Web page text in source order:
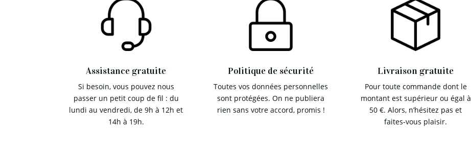
Assistance gratuite
Si besoin, vous pouvez nous
passer un petit coup de fil : du
lundi au vendredi, de 9h à 12h et
14h à 19h.
Politique de sécurité
Toutes vos données personnelles
sont protégées. On ne publiera
rien sans votre accord, promis !
Livraison gratuite
Pour toute commande dont le
montant est supérieur ou égal à
50 €. Alors, n’hésitez pas et
faites-vous plaisir.